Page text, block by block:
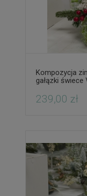
Kompozycja
gałązki świece
239,00 zł